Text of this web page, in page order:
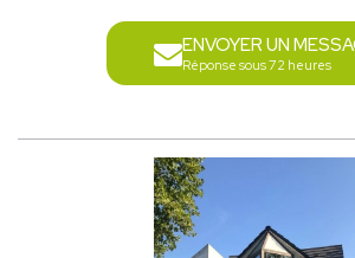
ENVOYER UN
Réponse sous 72 heures